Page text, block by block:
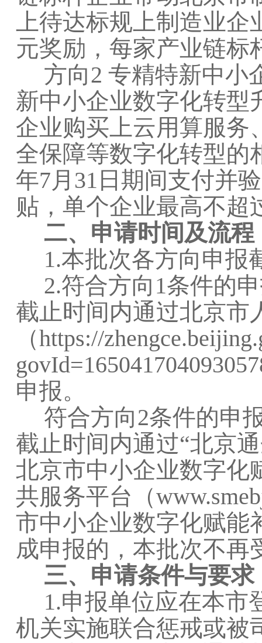
上待达标规上制造业企
元奖励，每家产业链标
方向2 专精特新中小
新中小企业数字化转型
企业购买上云用算服务
全保障等数字化转型的
年7月31日期间支付并
贴，单个企业最高不超
二、申请时间及流程
1.本批次各方向申报
2.符合方向1条件的
截止时间内通过北京市
（https://
申报。
符合方向2条件的申
截止时间内通过“北京
北京市中小企业数字化
共服务平台（
市中小企业数字化赋能
成申报的，本批次不再
三、申请条件与要求
1.申报单位应在本市
机关实施联合惩戒或被